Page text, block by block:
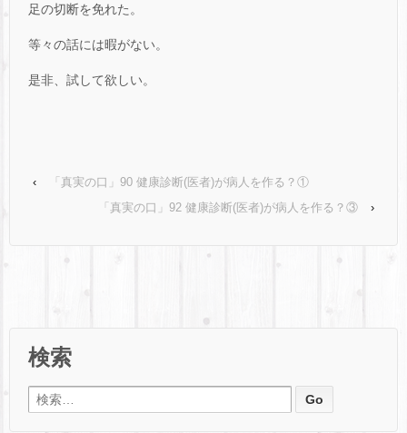
足の切断を免れた。
等々の話には暇がない。
是非、試して欲しい。
‹
「真実の口」90 健康診断(医者)が病人を作る？①
「真実の口」92 健康診断(医者)が病人を作る？③
›
検索
検索: